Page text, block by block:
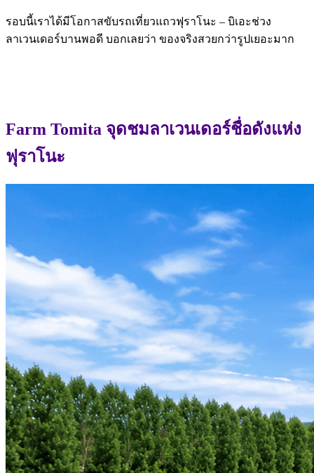
รอบนี้เราได้มีโอกาสขับรถเที่ยวแถวฟุราโนะ – บิเอะช่วง
ลาเวนเดอร์บานพอดี บอกเลยว่า ของจริงสวยกว่ารูปเยอะมาก
Farm Tomita จุดชมลาเวนเดอร์ชื่อดังแห่ง
ฟุราโนะ